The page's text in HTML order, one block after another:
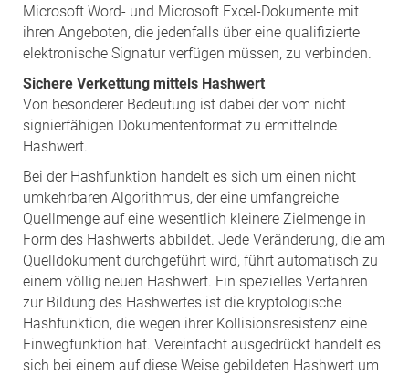
Microsoft Word- und Microsoft Excel-Dokumente mit
ihren Angeboten, die jedenfalls über eine qualifizierte
elektronische Signatur verfügen müssen, zu verbinden.
Sichere Verkettung mittels Hashwert
Von besonderer Bedeutung ist dabei der vom nicht
signierfähigen Dokumentenformat zu ermittelnde
Hashwert.
Bei der Hashfunktion handelt es sich um einen nicht
umkehrbaren Algorithmus, der eine umfangreiche
Quellmenge auf eine wesentlich kleinere Zielmenge in
Form des Hashwerts abbildet. Jede Veränderung, die am
Quelldokument durchgeführt wird, führt automatisch zu
einem völlig neuen Hashwert. Ein spezielles Verfahren
zur Bildung des Hashwertes ist die kryptologische
Hashfunktion, die wegen ihrer Kollisionsresistenz eine
Einwegfunktion hat. Vereinfacht ausgedrückt handelt es
sich bei einem auf diese Weise gebildeten Hashwert um